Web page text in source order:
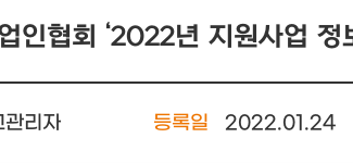
인협회 ‘2022년 지원사업
관리자 등록일 2022.01.24